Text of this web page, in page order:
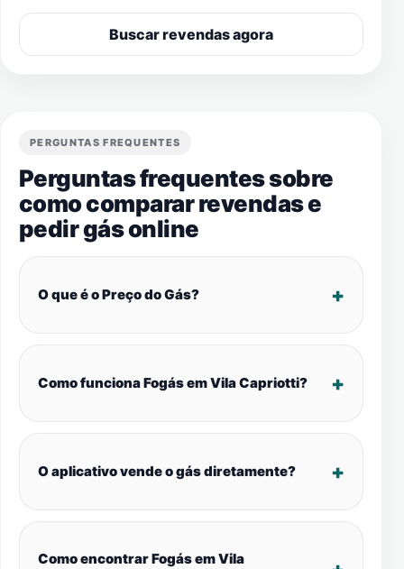
Buscar revendas agora
PERGUNTAS FREQUENTES
Perguntas frequentes sobre
como comparar revendas e
pedir gás online
O que é o Preço do Gás?
Como funciona Fogás em Vila Capriotti?
O aplicativo vende o gás diretamente?
Como encontrar Fogás em Vila